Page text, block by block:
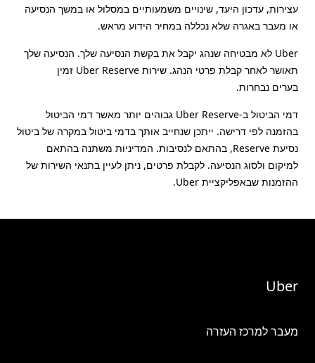
עצירות, עדכון היעד, שינויים משמעותיים במסלול או במשך הנסיעה
או מעבר באגרה שלא נכללה במחיר הידוע מראש.
Uber לא מבטיחה שנהג יקבל את בקשת הנסיעה שלך. הנסיעה שלך
תאושר לאחר קבלת פרטי הנהג. שירות Uber Reserve זמין
בערים נבחרות.
דמי הביטול ב-Uber Reserve גבוהים יותר מאשר דמי הביטול
בהזמנה לפי דרישה. ייתכן שנחייב אותך בדמי ביטול במקרה של ביטול
נסיעת Reserve, בהתאם לנסיבות. המדיניות משתנה בהתאם
למיקום ולסוג הנסיעה. לקבלת פרטים, ניתן לעיין בתנאי השירות של
ההזמנות שבאפליקציית Uber.
Uber
מעבר למרכז העזרה